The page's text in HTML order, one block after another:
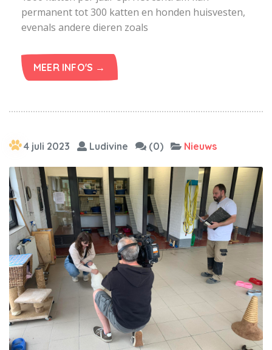
permanent tot 300 katten en honden huisvesten,
evenals andere dieren zoals
MEER INFO'S →
4 juli 2023 Ludivine (0) Nieuws